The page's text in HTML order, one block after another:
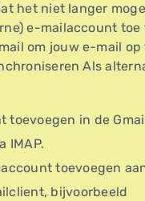
het niet langer
e-mailaccount toe
om jouw e-mail op
Als
toevoegen in de
IMAP.
toevoegen
bijvoorbeeld